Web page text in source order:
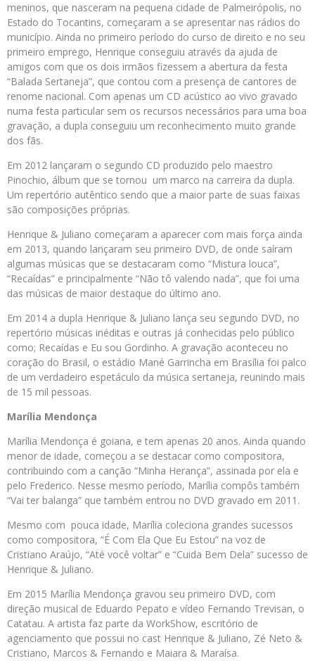
meninos, que nasceram na pequena cidade de Palmeirópolis, no
Estado do Tocantins, começaram a se apresentar nas rádios do
município. Ainda no primeiro período do curso de direito e no seu
primeiro emprego, Henrique conseguiu através da ajuda de
amigos com que os dois irmãos fizessem a abertura da festa
“Balada Sertaneja”, que contou com a presença de cantores de
renome nacional. Com apenas um CD acústico ao vivo gravado
numa festa particular sem os recursos necessários para uma boa
gravação, a dupla conseguiu um reconhecimento muito grande
dos fãs.
Em 2012 lançaram o segundo CD produzido pelo maestro
Pinochio, álbum que se tornou um marco na carreira da dupla.
Um repertório autêntico sendo que a maior parte de suas faixas
são composições próprias.
Henrique & Juliano começaram a aparecer com mais força ainda
em 2013, quando lançaram seu primeiro DVD, de onde saíram
algumas músicas que se destacaram como “Mistura louca”,
“Recaídas” e principalmente “Não tô valendo nada”, que foi uma
das músicas de maior destaque do último ano.
Em 2014 a dupla Henrique & Juliano lança seu segundo DVD, no
repertório músicas inéditas e outras já conhecidas pelo público
como; Recaídas e Eu sou Gordinho. A gravação aconteceu no
coração do Brasil, o estádio Mané Garrincha em Brasília foi palco
de um verdadeiro espetáculo da música sertaneja, reunindo mais
de 15 mil pessoas.
Marília Mendonça
Marília Mendonça é goiana, e tem apenas 20 anos. Ainda quando
menor de idade, começou a se destacar como compositora,
contribuindo com a canção “Minha Herança”, assinada por ela e
pelo Frederico. Nesse mesmo período, Marília compôs também
“Vai ter balanga” que também entrou no DVD gravado em 2011.
Mesmo com pouca idade, Marília coleciona grandes sucessos
como compositora, “É Com Ela Que Eu Estou” na voz de
Cristiano Araújo, “Até você voltar” e “Cuida Bem Dela” sucesso de
Henrique & Juliano.
Em 2015 Marília Mendonça gravou seu primeiro DVD, com
direção musical de Eduardo Pepato e vídeo Fernando Trevisan, o
Catatau. A artista faz parte da WorkShow, escritório de
agenciamento que possui no cast Henrique & Juliano, Zé Neto &
Cristiano, Marcos & Fernando e Maiara & Maraísa.